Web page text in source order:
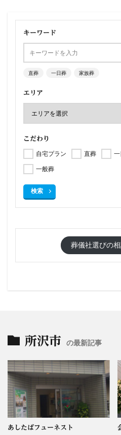
キーワード
直葬 一日葬 家族葬
エリア
こだわり
自宅プラン 直葬
一般葬
検索
葬儀社選びの
所沢市 の最新記事
あしたばフューネスト